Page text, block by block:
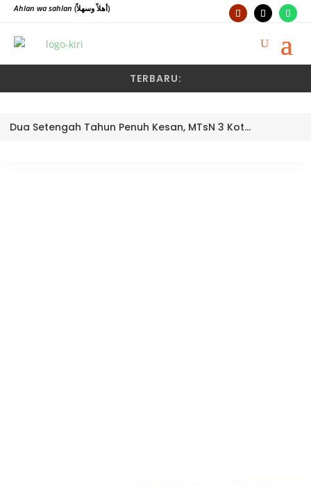
Ahlan wa sahlan (أهلاً وسهلاً)
TERBARU:
Dua Setengah Tahun Penuh Kesan, MTsN 3 Kota Padang Lepas Pengawas Pembina Dra. Nayusminar Nasrun